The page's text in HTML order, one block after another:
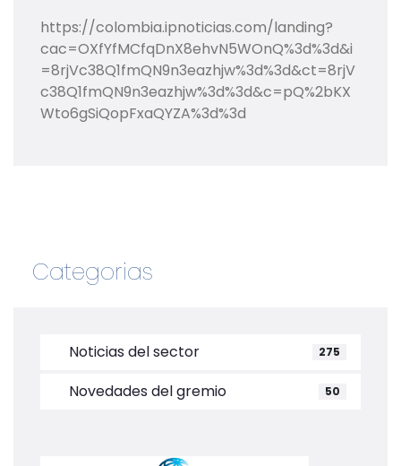
https://colombia.ipnoticias.com/landing?
cac=OXfYfMCfqDnX8ehvN5WOnQ%3d%3d&i
=8rjVc38Q1fmQN9n3eazhjw%3d%3d&ct=8rjV
c38Q1fmQN9n3eazhjw%3d%3d&c=pQ%2bKX
Wto6gSiQopFxaQYZA%3d%3d
Categorias
Noticias del sector 275
Novedades del gremio 50